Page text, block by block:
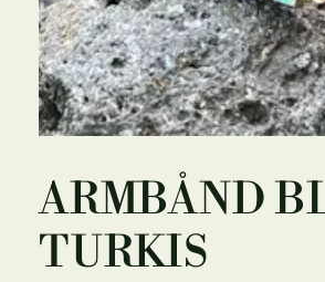
modus
ARMBÅND
TURKIS